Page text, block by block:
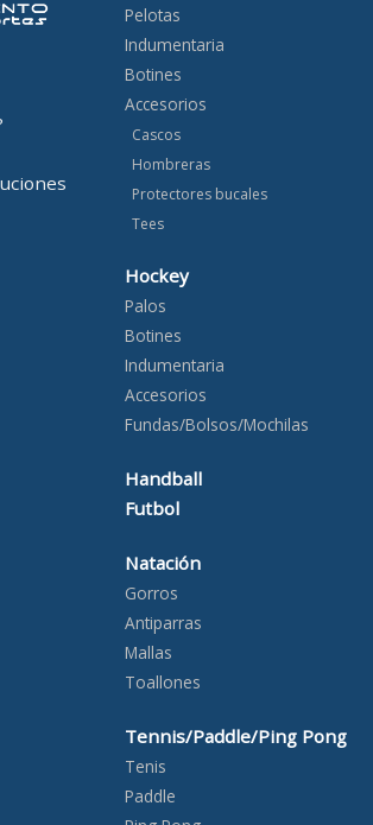
Pelotas
Indumentaria
Botines
Accesorios
Cascos
Hombreras
Protectores bucales
Tees
Hockey
Palos
Botines
Indumentaria
Accesorios
Fundas/Bolsos/Mochilas
Handball
Futbol
Natación
Gorros
Antiparras
Mallas
Toallones
Tennis/Paddle/Ping Pong
Tenis
Paddle